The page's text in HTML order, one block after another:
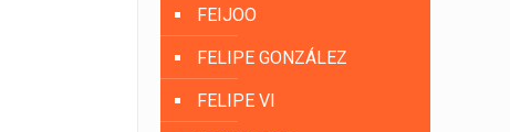
FEIJOO
FELIPE GONZÁLEZ
FELIPE VI